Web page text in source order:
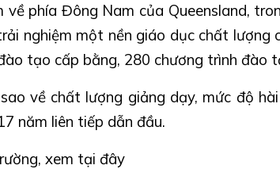
về phía Đông Nam của Queensland,
nghiệm một nền giáo dục chất
tạo cấp bằng, 280 chương trình đào
về chất lượng giảng dạy, mức độ
năm liên tiếp dẫn đầu.
xem tại đây